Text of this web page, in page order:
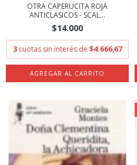
OTRA CAPERUCITA ROJA
ANTICLASICOS - SCAL...
$14.000
3 cuotas sin interés de $4.666,67